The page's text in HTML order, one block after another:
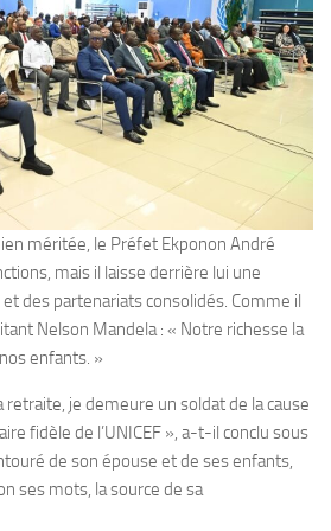
méritée, le Préfet Ekponon André
mais il laisse derrière lui une
des partenariats consolidés. Comme il
Nelson Mandela : « Notre richesse la
enfants. »
retraite, je demeure un soldat de la cause
fidèle de l’UNICEF », a-t-il conclu sous
de son épouse et de ses enfants,
ses mots, la source de sa